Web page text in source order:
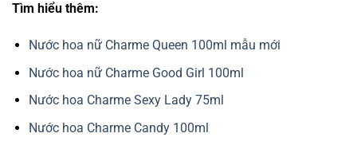
Tìm hiểu thêm:
Nước hoa nữ Charme Queen 100ml mẫu mới
Nước hoa nữ Charme Good Girl 100ml
Nước hoa Charme Sexy Lady 75ml
Nước hoa Charme Candy 100ml